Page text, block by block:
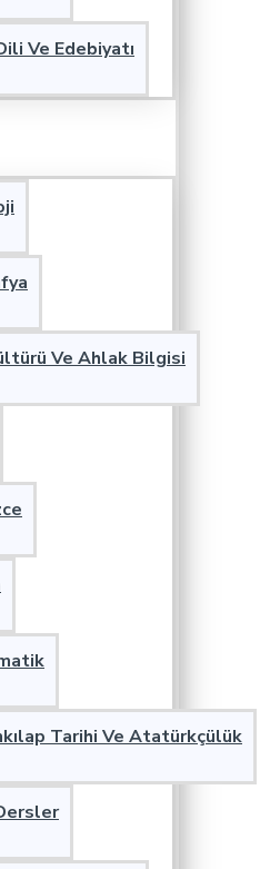
Ve Edebiyatı
Ve Ahlak Bilgisi
Tarihi Ve Atatürkçülük